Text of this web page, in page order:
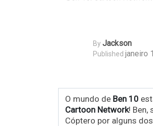
ByJackson
Published janeiro
O mundo de Ben 10
Cartoon Network! Ben,
Cóptero por alguns